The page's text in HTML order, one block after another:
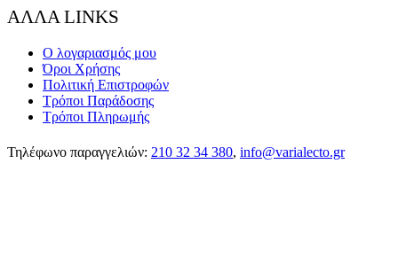
ΑΛΛΑ LINKS
Ο λογαριασμός μου
Όροι Χρήσης
Πολιτική Επιστροφών
Τρόποι Παράδοσης
Τρόποι Πληρωμής
Τηλέφωνο παραγγελιών: 210 32 34 380, info@varialecto.gr